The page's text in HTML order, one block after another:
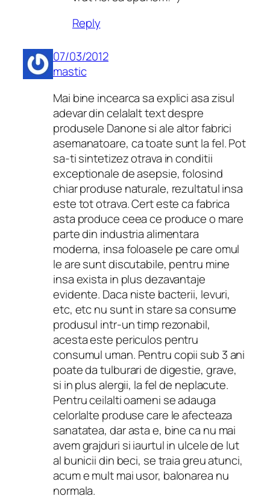
Reply
07/03/2012
mastic
Mai bine incearca sa explici asa zisul
adevar din celalalt text despre
produsele Danone si ale altor fabrici
asemanatoare, ca toate sunt la fel. Pot
sa-ti sintetizez otrava in conditii
exceptionale de asepsie, folosind
chiar produse naturale, rezultatul insa
este tot otrava. Cert este ca fabrica
asta produce ceea ce produce o mare
parte din industria alimentara
moderna, insa foloasele pe care omul
le are sunt discutabile, pentru mine
insa exista in plus dezavantaje
evidente. Daca niste bacterii, levuri,
etc, etc nu sunt in stare sa consume
produsul intr-un timp rezonabil,
acesta este periculos pentru
consumul uman. Pentru copii sub 3 ani
poate da tulburari de digestie, grave,
si in plus alergii, la fel de neplacute.
Pentru ceilalti oameni se adauga
celorlalte produse care le afecteaza
sanatatea, dar asta e, bine ca nu mai
avem grajduri si iaurtul in ulcele de lut
al bunicii din beci, se traia greu atunci,
acum e mult mai usor, balonarea nu
normala.